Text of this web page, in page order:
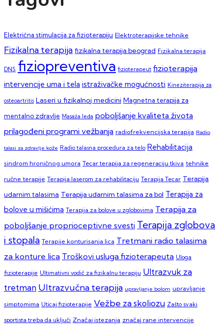
Električna stimulacija za fizioterapiju Elektroterapijske tehnike
Fizikalna terapija fizikalna terapija beograd Fizikalna terapija
DNS fiziopreventiva fizioterapeut fizioterapija
intervencije uma i tela istraživačke mogućnosti Kineziterapija za
osteoartritis Laseri u fizikalnoj medicini Magnetna terapija za
mentalno zdravlje Masaža leđa poboljšanje kvaliteta života
prilagođeni programi vežbanja radiofrekvencijska terapija Radio
talasi za zdravlje kože Radio talasna procedura za telo Rehabilitacija
sindrom hroničnog umora Tecar terapija za regeneraciju tkiva tehnike
ručne terapije Terapija laserom za rehabilitaciju Terapija Tecar Terapija
udarnim talasima Terapija udarnim talasima za bol Terapija za
bolove u mišićima Terapija za bolove u zglobovima Terapija za
poboljšanje proprioceptivne svesti Terapija zglobova
i stopala Terapije konturisanja lica Tretmani radio talasima
za konture lica Troškovi usluga fizioterapeuta Uloga
fizioterapije Ultimativni vodič za fizikalnu terapiju Ultrazvuk za
tretman Ultrazvučna terapija upravljanje bolom upravljanje
simptomima Uticaj fizioterapije Vežbe za skoliozu Zašto svaki
sportista treba da uključi Značaj istezanja značaj rane intervencije